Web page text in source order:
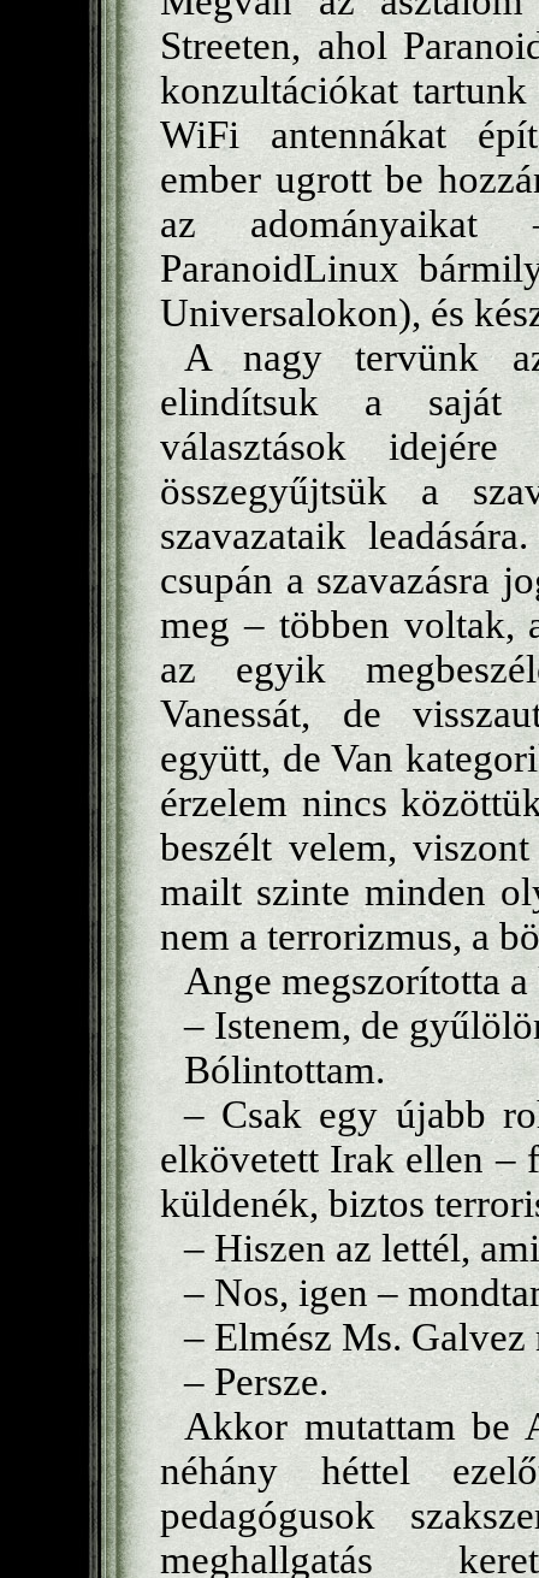
Streeten, ahol
konzultációkat
WiFi antennákat
ember ugrott be
az
ParanoidLinux
Universalokon), és
A nagy tervünk
elindítsuk a saját
választások
összegyűjtsük a
szavazataik
csupán a szavazásra
meg – többen voltak,
az egyik
Vanessát, de
együtt, de Van
érzelem nincs
beszélt velem,
mailt szinte minden
nem a terrorizmus, a
Ange megszorította a
– Istenem, de
Bólintottam.
– Csak egy újabb
elkövetett Irak ellen –
küldenék, biztos
– Hiszen az lettél,
– Nos, igen –
– Elmész Ms. Galvez
– Persze.
Akkor mutattam be
néhány héttel
pedagógusok
meghallgatás